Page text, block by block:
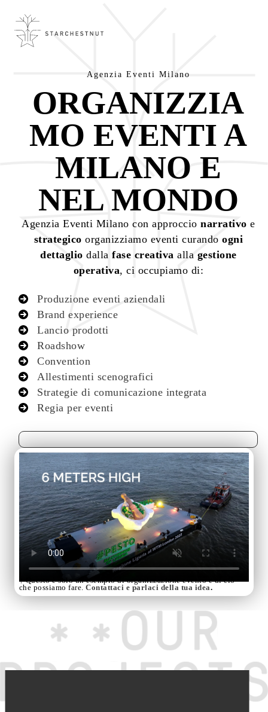
main
Agenzia Eventi Milano
ORGANIZZIA
MO EVENTI A
MILANO E
NEL MONDO
Agenzia Eventi Milano con approccionarrativo e
strategico organizziamo eventi curandoogni
dettaglio dallafase creativa alla gestione
operativa, ci occupiamo di:
Produzione eventi aziendali
Brand experience
Lancio prodotti
Roadshow
Convention
Allestimenti scenografici
Strategie di comunicazione integrata
Regia per eventi
↑ Questo è solo un esempio di organizzazione evento e di ciò
che possiamo fare.Contattaci e parlaci della tua idea.